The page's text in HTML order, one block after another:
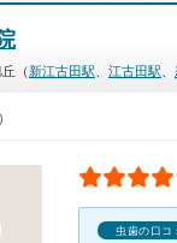
（ 新江古田駅 江古田駅
虫歯の口コ